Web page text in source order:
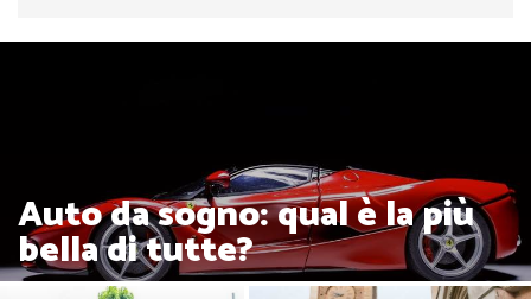
Auto da sogno: qual è la più
bella di tutte?